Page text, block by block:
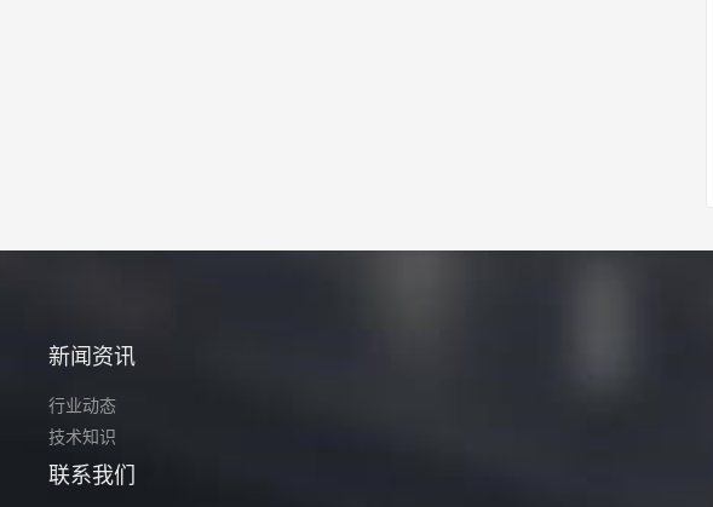
新闻资讯
行业动态
技术知识
联系我们